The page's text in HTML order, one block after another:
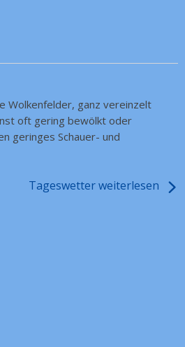
Wolkenfelder, ganz vereinzelt
oft gering bewölkt oder
geringes Schauer- und
Tageswetter weiterlesen